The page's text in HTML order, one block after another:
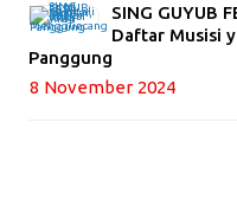
SING GUYUB
Daftar Musisi
Panggung
8 November 2024